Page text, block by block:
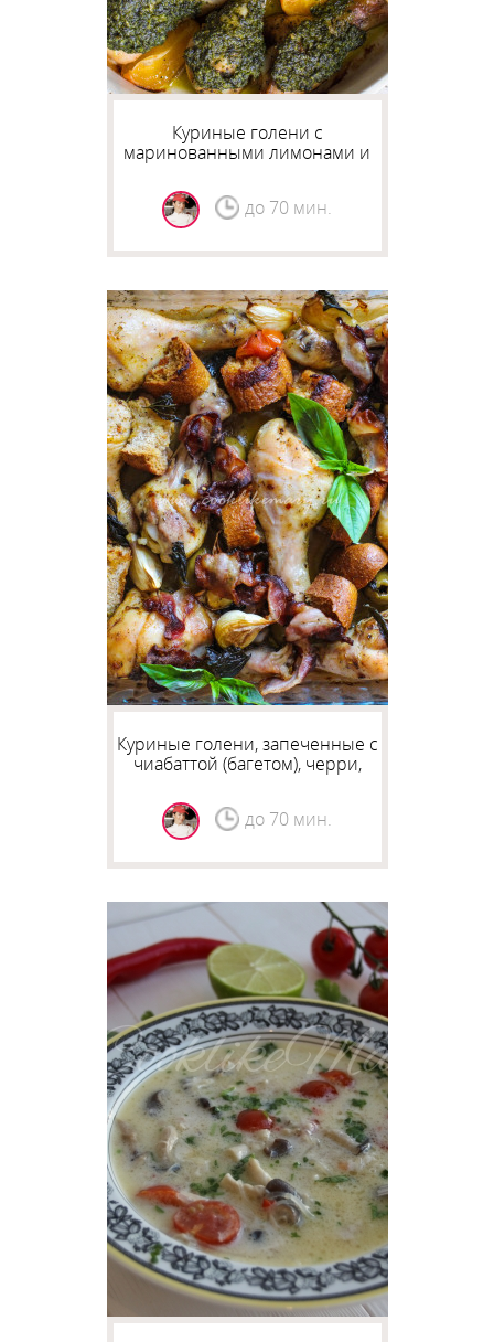
Куриные голени с
маринованными лимонами и
до 70 мин.
Куриные голени, запеченные с
чиабаттой (багетом), черри,
до 70 мин.